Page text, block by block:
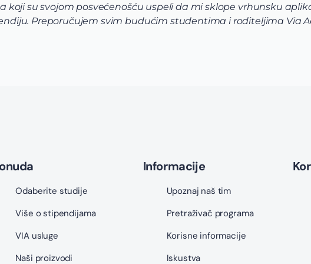
su svojom posvećenošću uspeli da mi sklope vrhunsku
Preporučujem svim budućim studentima i roditeljima Via
Odaberite studije
Više o stipendijama
VIA usluge
Naši proizvodi
Informacije
Upoznaj naš tim
Pretraživač programa
Korisne informacije
Iskustva